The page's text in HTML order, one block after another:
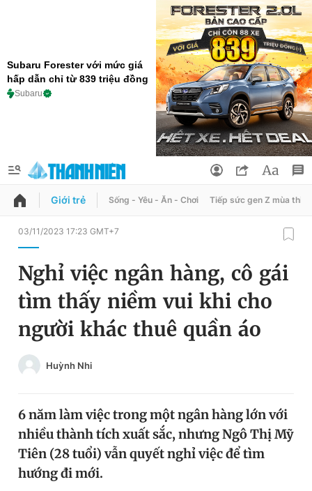
Subaru Forester với mức giá
hấp dẫn chỉ từ 839 triệu đồng
Subaru
QUẢNG CÁO
Chuyên mục
Chuyên mục khác
Chào ngày mới
Video Magazine
Đổi mật khẩu
Tin đã lưu
Tin đã xem
Giới trẻ Sống - Yêu - Ăn - Chơi Tiếp sức gen Z mùa thi
03/11/2023 17:23 GMT+7
Nghỉ việc ngân hàng, cô gái
tìm thấy niềm vui khi cho
người khác thuê quần áo
Huỳnh Nhi
6 năm làm việc trong một ngân hàng lớn với
nhiều thành tích xuất sắc, nhưng Ngô Thị Mỹ
Tiên (28 tuổi) vẫn quyết nghỉ việc để tìm
hướng đi mới.